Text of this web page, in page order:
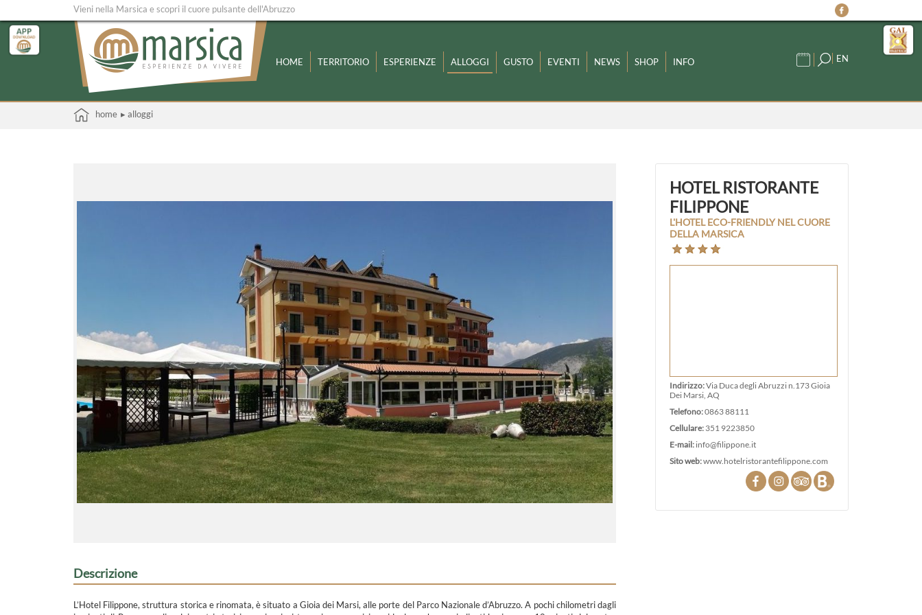
Vieni nella Marsica e scopri il cuore pulsante dell'Abruzzo
HOME TERRITORIO ESPERIENZE ALLOGGI GUSTO EVENTI NEWS SHOP INFO EN
home ▸ alloggi
Descrizione
L’Hotel Filippone, struttura storica e rinomata, è situato a Gioia dei Marsi, alle porte del Parco Nazionale d’Abruzzo. A pochi chilometri dagli
HOTEL RISTORANTE
FILIPPONE
L'HOTEL ECO-FRIENDLY NEL CUORE
DELLA MARSICA
Indirizzo:Via Duca degli Abruzzi n.173 Gioia
Dei Marsi, AQ
Telefono:0863 88111
Cellulare: 351 9223850
E-mail: info@filippone.it
Sito web:www.hotelristorantefilippone.com